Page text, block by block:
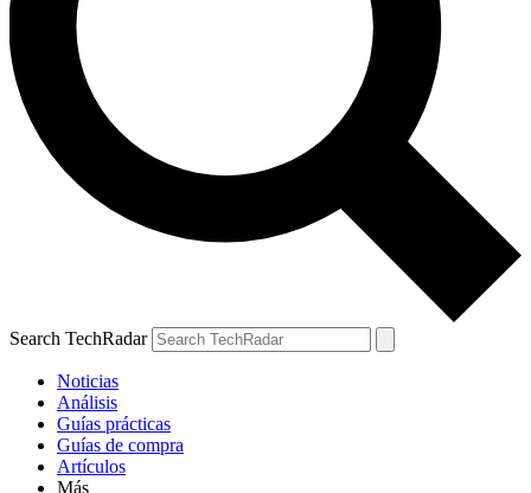
Search TechRadar
Noticias
Análisis
Guías prácticas
Guías de compra
Artículos
Más